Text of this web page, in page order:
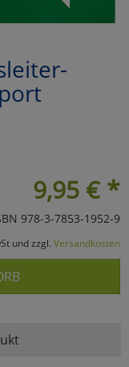
9,95 € *
978-3-7853-1952-9
und zzgl. Versandkosten